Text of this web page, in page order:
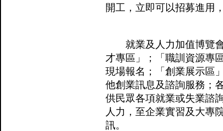
開工，立即可以招募進用
就業及人力加值博覽會
才專區」；「職訓資源專
現場報名；「 創業展示區
他創業訊息及諮詢服務；
供民眾各項就業或失業諮
人力，至企業實習及大專
訊。